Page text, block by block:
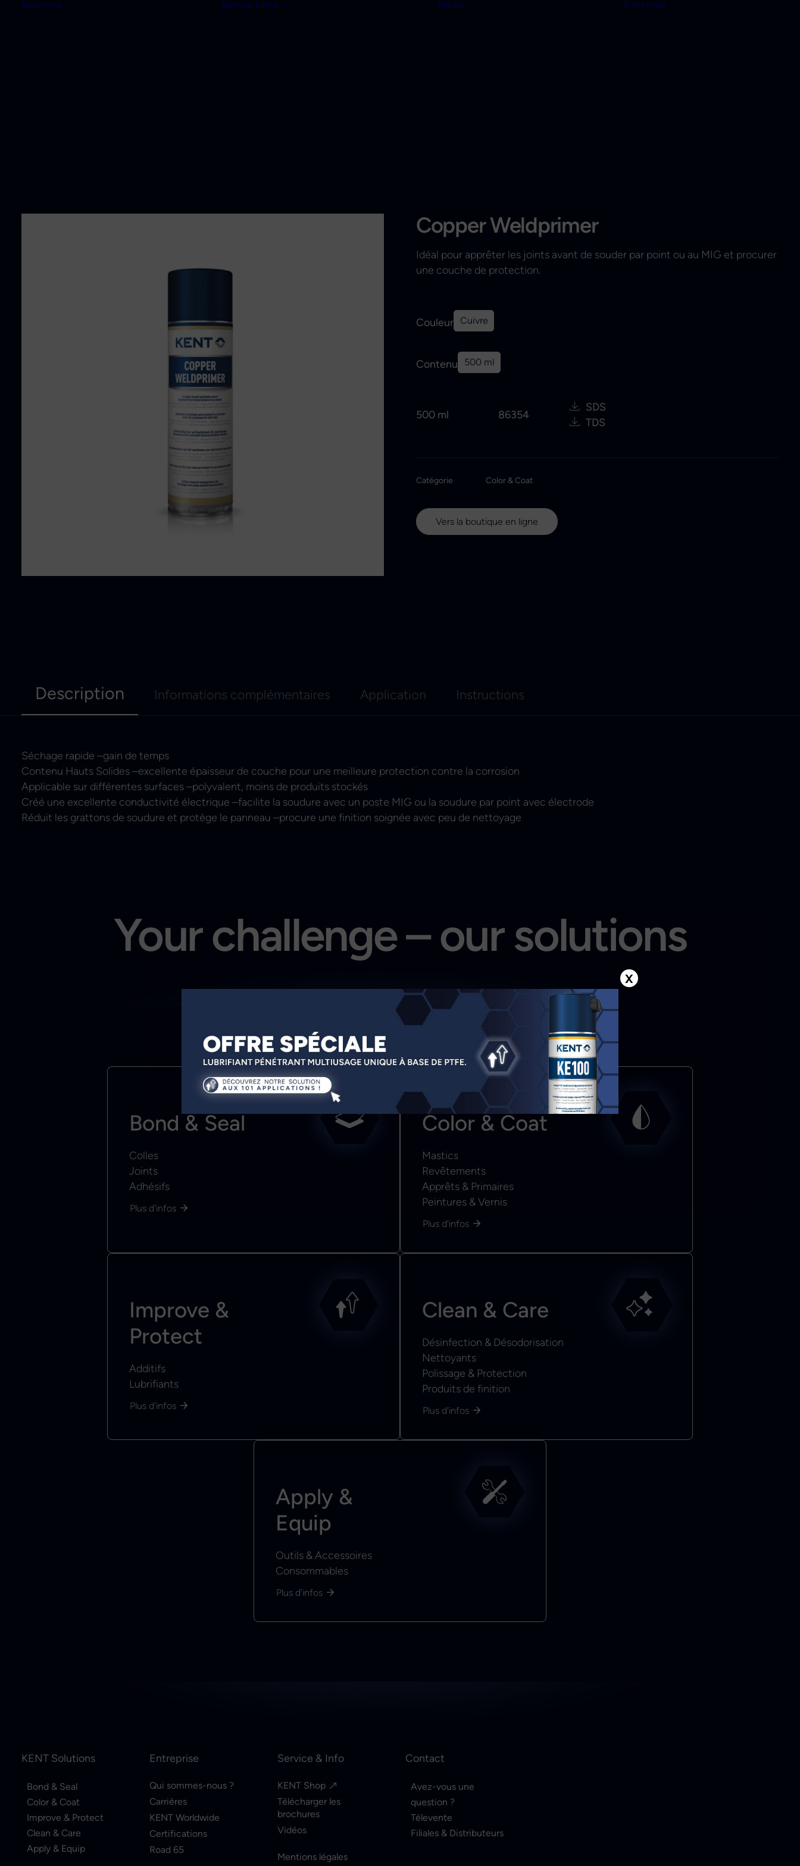
Solutions Special Lines Média Entreprise
Copper Weldprimer
Idéal pour apprêter les joints avant de souder par point ou au MIG et procurer
une couche de protection.
Couleur Cuivre
Contenu 500 ml
500 ml 86354
SDS
TDS
Catégorie Color & Coat
Vers la boutique en ligne
Description Informations complémentaires Application Instructions
Séchage rapide –gain de temps
Contenu Hauts Solides –excellente épaisseur de couche pour une meilleure protection contre la corrosion
Applicable sur différentes surfaces –polyvalent, moins de produits stockés
Créé une excellente conductivité électrique –facilite la soudure avec un poste MIG ou la soudure par point avec électrode
Réduit les grattons de soudure et protège le panneau –procure une finition soignée avec peu de nettoyage
Your challenge – our solutions
Bond & Seal
Colles
Joints
Adhésifs
Plus d'infos
Color & Coat
Mastics
Revêtements
Apprêts & Primaires
Peintures & Vernis
Plus d'infos
Improve &
Protect
Additifs
Lubrifiants
Plus d'infos
Clean & Care
Désinfection & Désodorisation
Nettoyants
Polissage & Protection
Produits de finition
Plus d'infos
Apply &
Equip
Outils & Accessoires
Consommables
Plus d'infos
KENT Solutions
Bond & Seal
Color & Coat
Improve & Protect
Clean & Care
Apply & Equip
Entreprise
Qui sommes-nous ?
Carrières
KENT Worldwide
Certifications
Road 65
Service & Info
KENT Shop
Télécharger les
brochures
Vidéos
Mentions légales
Contact
Avez-vous une
question ?
Télevente
Filiales & Distributeurs
X